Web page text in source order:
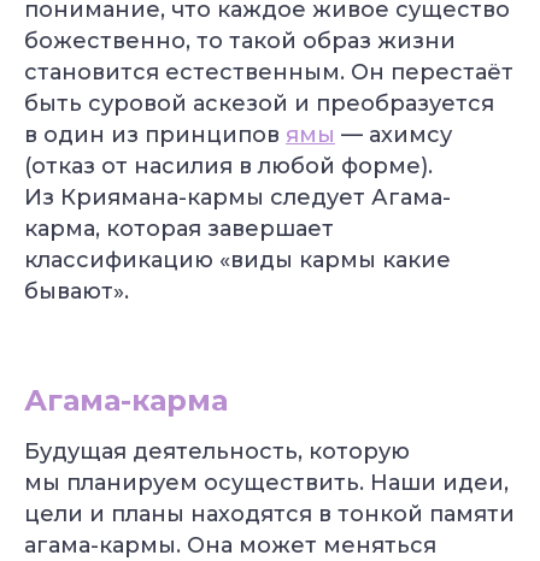
понимание, что каждое живое существо
божественно, то такой образ жизни
становится естественным. Он перестаёт
быть суровой аскезой и преобразуется
в один из принципов ямы — ахимсу
(отказ от насилия в любой форме).
Из Криямана-кармы следует Агама-
карма, которая завершает
классификацию «виды кармы какие
бывают».
Агама-карма
Будущая деятельность, которую
мы планируем осуществить. Наши идеи,
цели и планы находятся в тонкой памяти
агама-кармы. Она может меняться